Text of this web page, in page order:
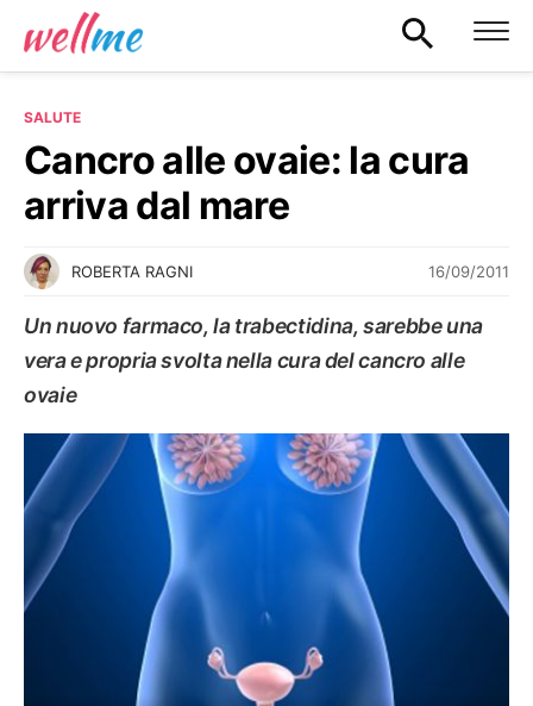
SALUTE
Cancro alle ovaie: la cura
arriva dal mare
ROBERTA RAGNI 16/09/2011
Un nuovo farmaco, la trabectidina, sarebbe una
vera e propria svolta nella cura del cancro alle
ovaie
SALUTE